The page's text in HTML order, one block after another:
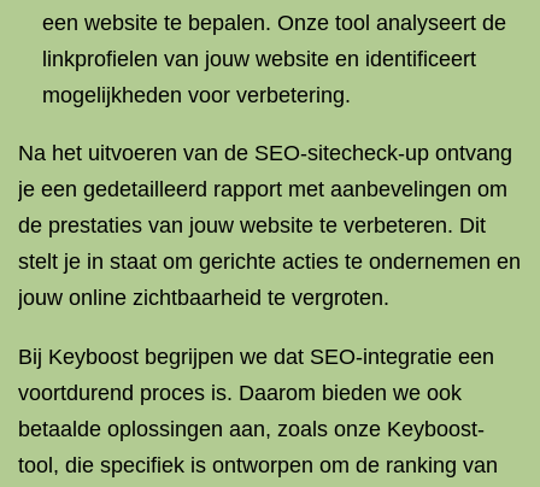
een website te bepalen. Onze tool analyseert de
linkprofielen van jouw website en identificeert
mogelijkheden voor verbetering.
Na het uitvoeren van de SEO-sitecheck-up ontvang
je een gedetailleerd rapport met aanbevelingen om
de prestaties van jouw website te verbeteren. Dit
stelt je in staat om gerichte acties te ondernemen en
jouw online zichtbaarheid te vergroten.
Bij Keyboost begrijpen we dat SEO-integratie een
voortdurend proces is. Daarom bieden we ook
betaalde oplossingen aan, zoals onze Keyboost-
tool, die specifiek is ontworpen om de ranking van